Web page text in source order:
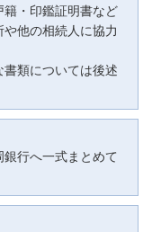
・印鑑証明書など
他の相続人に協力
類については後述
行へ一式まとめて